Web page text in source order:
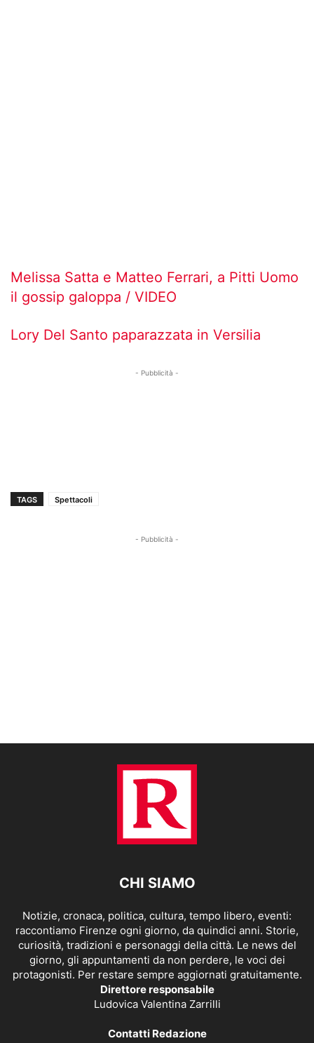
Melissa Satta e Matteo Ferrari, a Pitti Uomo
il gossip galoppa / VIDEO
Lory Del Santo paparazzata in Versilia
- Pubblicità -
TAGS Spettacoli
- Pubblicità -
CHI SIAMO
Notizie, cronaca, politica, cultura, tempo libero, eventi:
raccontiamo Firenze ogni giorno, da quindici anni. Storie,
curiosità, tradizioni e personaggi della città. Le news del
giorno, gli appuntamenti da non perdere, le voci dei
protagonisti. Per restare sempre aggiornati gratuitamente.
Direttore responsabile
Ludovica Valentina Zarrilli
Contatti Redazione